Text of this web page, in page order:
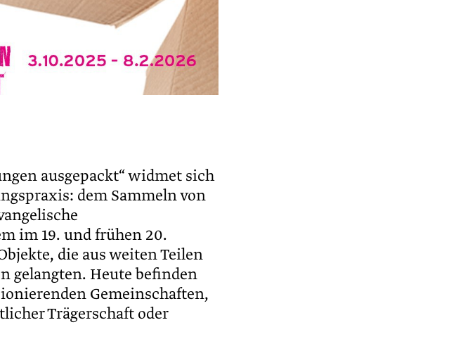
ausgepackt“ widmet sich
dem Sammeln von
im 19. und frühen 20.
die aus weiten Teilen
gelangten. Heute befinden
Gemeinschaften,
Trägerschaft oder